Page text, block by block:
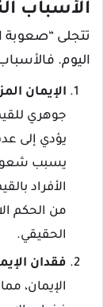
الأسباب
تتجلى “صعوبة
اليوم.
الإيمان
جوهري
يؤدي إلى
يسبب
الأفراد
من الحكم
الحقيقي.
فقدان
الإيمان،